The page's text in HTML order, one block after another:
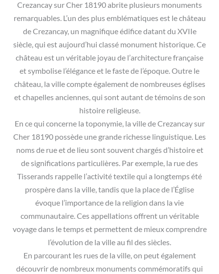
Crezancay sur Cher 18190 abrite plusieurs monuments
remarquables. L’un des plus emblématiques est le château
de Crezancay, un magnifique édifice datant du XVIIe
siècle, qui est aujourd’hui classé monument historique. Ce
château est un véritable joyau de l’architecture française
et symbolise l’élégance et le faste de l’époque. Outre le
château, la ville compte également de nombreuses églises
et chapelles anciennes, qui sont autant de témoins de son
histoire religieuse.
En ce qui concerne la toponymie, la ville de Crezancay sur
Cher 18190 possède une grande richesse linguistique. Les
noms de rue et de lieu sont souvent chargés d’histoire et
de significations particulières. Par exemple, la rue des
Tisserands rappelle l’activité textile qui a longtemps été
prospère dans la ville, tandis que la place de l’Église
évoque l’importance de la religion dans la vie
communautaire. Ces appellations offrent un véritable
voyage dans le temps et permettent de mieux comprendre
l’évolution de la ville au fil des siècles.
En parcourant les rues de la ville, on peut également
découvrir de nombreux monuments commémoratifs qui